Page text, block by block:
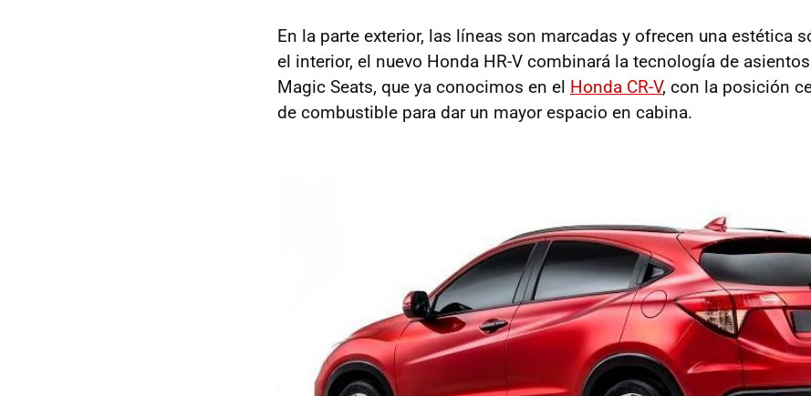
En la parte exterior, las líneas son marcadas y ofrecen una estética
el interior, el nuevo Honda HR-V combinará la tecnología de
Magic Seats, que ya conocimos en el Honda CR-V, con la posición
de combustible para dar un mayor espacio en cabina.